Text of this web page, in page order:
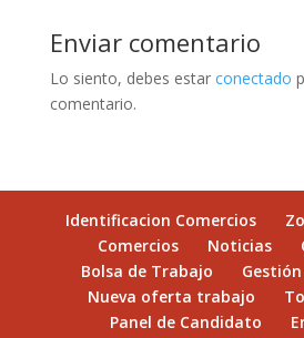
Enviar comentario
Lo siento, debes estar conectado
comentario.
Identificacion Comercios
Comercios
Noticias
Bolsa de Trabajo
Nueva oferta trabajo
Panel de Candidato